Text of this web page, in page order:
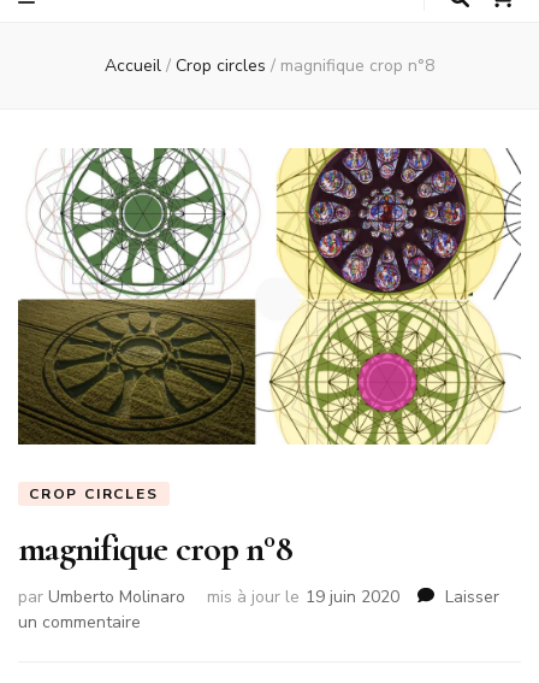
Accueil / Crop circles / magnifique crop n°8
CROP CIRCLES
magnifique crop n°8
par Umberto Molinaro mis à jour le 19 juin 2020
Laisser
un commentaire